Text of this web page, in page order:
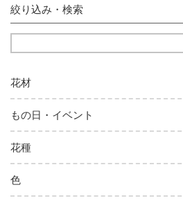
絞り込み・検索
花材
もの日・イベント
花種
色